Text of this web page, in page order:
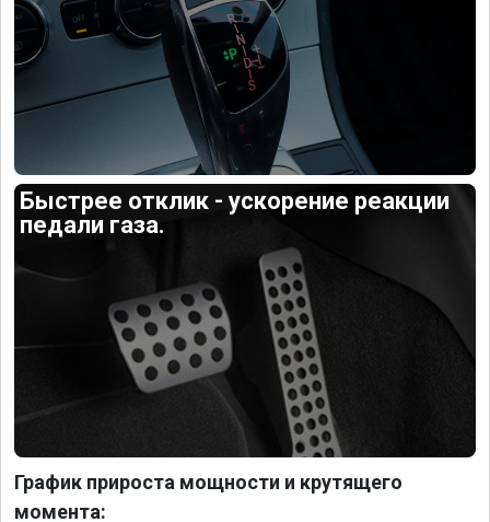
Быстрее отклик - ускорение реакции
педали газа.
График прироста мощности и крутящего
момента: